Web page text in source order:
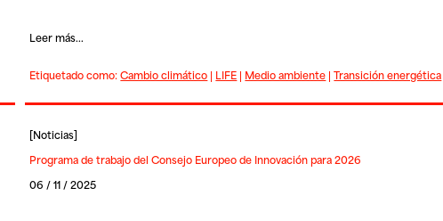
Leer más...
Etiquetado como:Cambio climático | LIFE | Medio ambiente |Transición energética
[Noticias]
Programa de trabajo del Consejo Europeo de Innovación para 2026
06 / 11 / 2025